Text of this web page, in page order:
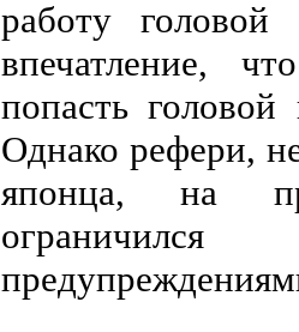
работу головой
впечатление,
попасть головой
Однако рефери,
японца, на